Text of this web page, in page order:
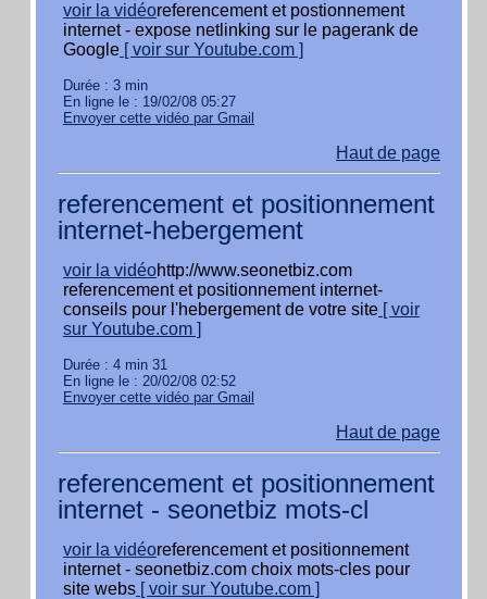
voir la vidéoreferencement et postionnement
internet - expose netlinking sur le pagerank de
Google [ voir sur Youtube.com ]
Durée : 3 min
En ligne le : 19/02/08 05:27
Envoyer cette vidéo par Gmail
Haut de page
referencement et positionnement
internet-hebergement
voir la vidéohttp://www.seonetbiz.com
referencement et positionnement internet-
conseils pour l'hebergement de votre site [ voir
sur Youtube.com ]
Durée : 4 min 31
En ligne le : 20/02/08 02:52
Envoyer cette vidéo par Gmail
Haut de page
referencement et positionnement
internet - seonetbiz mots-cl
voir la vidéoreferencement et positionnement
internet - seonetbiz.com choix mots-cles pour
site webs [ voir sur Youtube.com ]